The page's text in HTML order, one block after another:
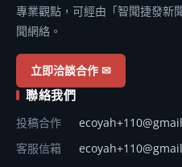
專業觀點，可經由「智聞捷發新
聞網絡。
立即洽談合作 ✉
聯絡我們
投稿合作
客服信箱